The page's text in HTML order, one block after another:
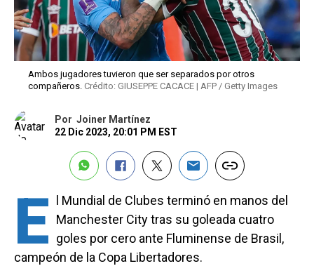
Ambos jugadores tuvieron que ser separados por otros
compañeros. Crédito: GIUSEPPE CACACE | AFP / Getty Images
Por Joiner Martínez
22 Dic 2023, 20:01 PM EST
E
l Mundial de Clubes terminó en manos del
Manchester City tras su goleada cuatro
goles por cero ante Fluminense de Brasil,
campeón de la Copa Libertadores.